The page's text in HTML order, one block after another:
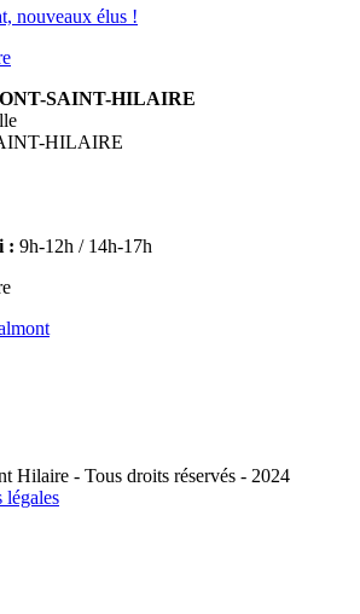
nouveaux élus !
SAINT-HILAIRE
HILAIRE
: 9h-12h / 14h-17h
Hilaire - Tous droits réservés - 2024
légales